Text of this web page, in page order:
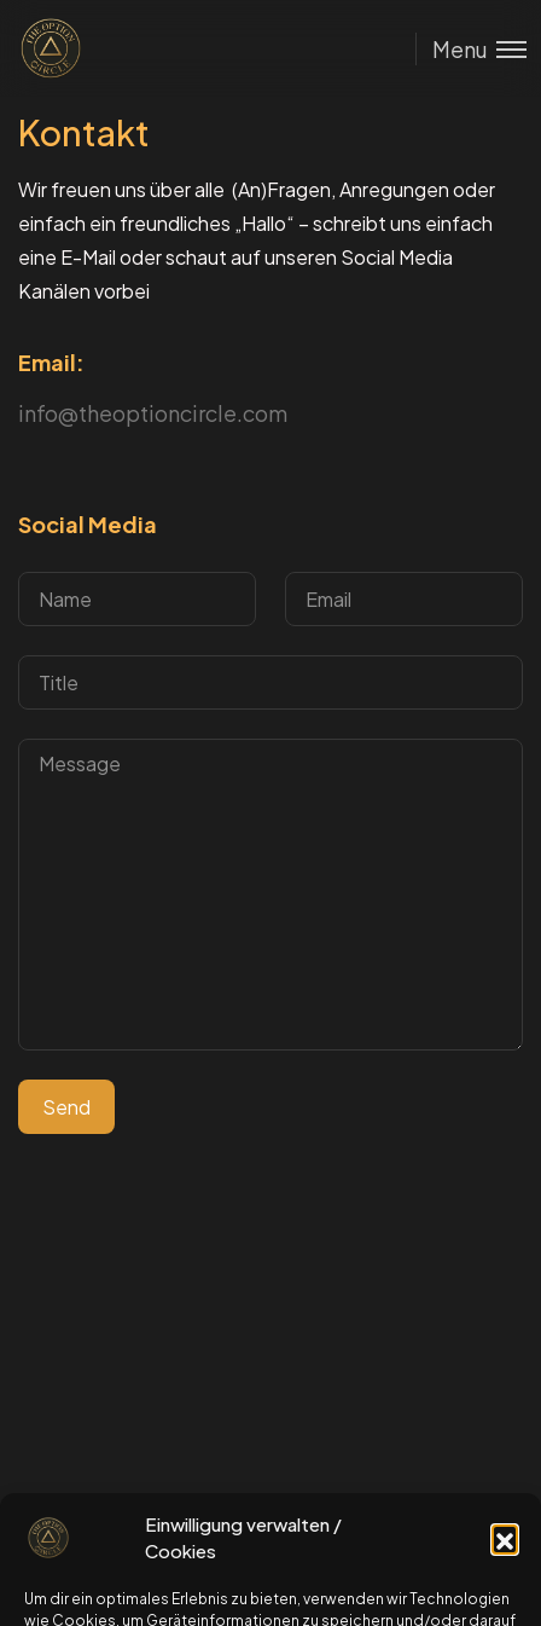
Einwilligung verwalten /
Cookies
Um dir ein optimales Erlebnis zu bieten, verwenden wir Technologien
wie Cookies, um Geräteinformationen zu speichern und/oder darauf
Menu
Kontakt
Wir freuen uns über alle (An)Fragen, Anregungen oder
einfach ein freundliches „Hallo“ – schreibt uns einfach
eine E-Mail oder schaut auf unseren Social Media
Kanälen vorbei
Email:
info@theoptioncircle.com
Social Media
schau dir gerne auch unseren kostenlosen
OptionsStarterKurs an
zum OptionsStarterKurs